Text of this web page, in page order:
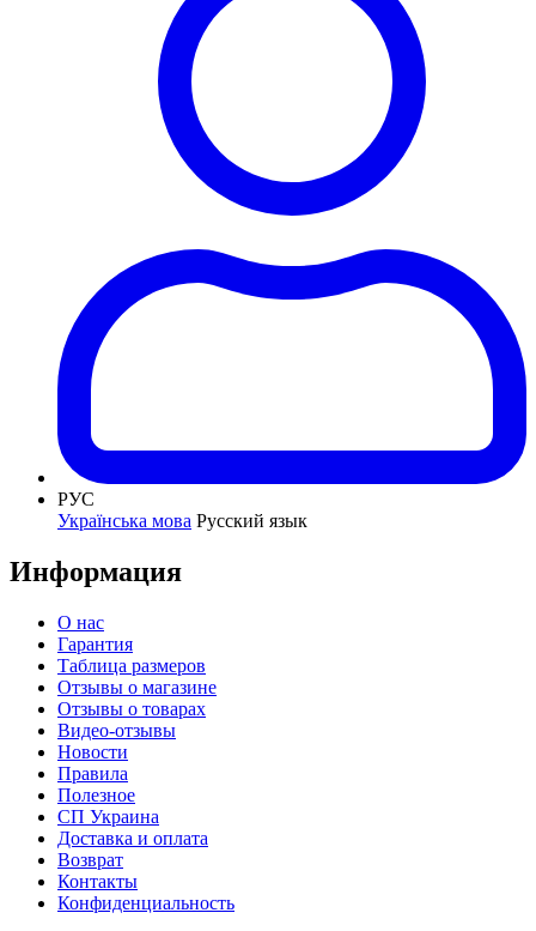
РУС
Українська мова Русский язык
Информация
О нас
Гарантия
Таблица размеров
Отзывы о магазине
Отзывы о товарах
Видео-отзывы
Новости
Правила
Полезное
СП Украина
Доставка и оплата
Возврат
Контакты
Конфиденциальность